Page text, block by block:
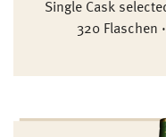
Single Cask
320 Flaschen